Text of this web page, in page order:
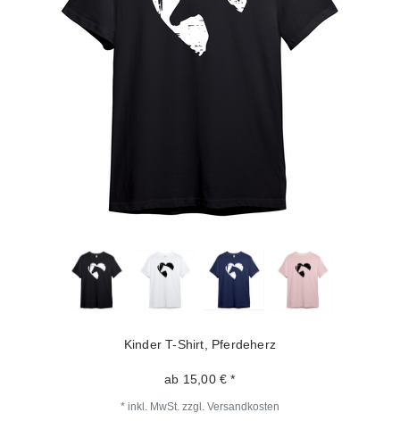
Kinder T-Shirt, Pferdeherz
ab 15,00 € *
* inkl. MwSt. zzgl. Versandkosten